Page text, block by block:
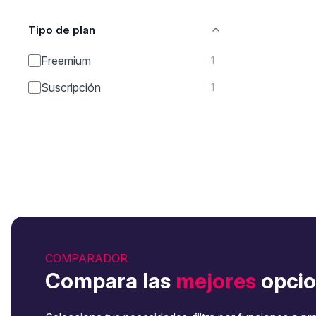
Tipo de plan
Freemium 1
Suscripción 1
COMPARADOR
Compara las mejores